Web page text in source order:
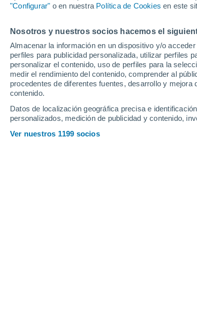
"Configurar" o en nuestra Política de Cookies en este
Nosotros y nuestros socios hacemos el
Almacenar la información en un dispositivo y/o
perfiles para publicidad personalizada, utilizar perfiles
personalizar el contenido, uso de perfiles para la
medir el rendimiento del contenido, comprender al
procedentes de diferentes fuentes, desarrollo y
contenido.
Datos de localización geográfica precisa e
personalizados, medición de publicidad y contenido,
Ver nuestros 1199 socios